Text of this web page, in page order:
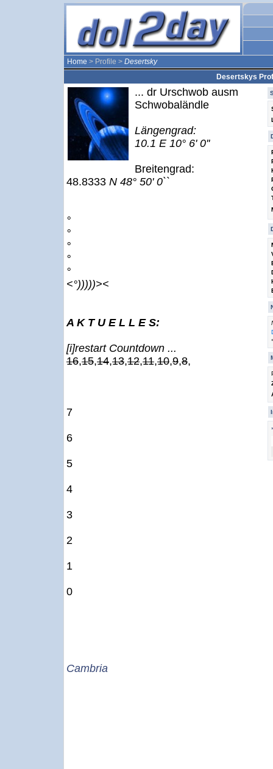
Home > Profile > Desertsky
Desertskys
... dr Urschwob ausm
Schwobaländle
Längengrad:
10.1 E 10° 6' 0''
Breitengrad:
48.8333 N 48° 50' 0``
°
°
°
°
°
<°)))))><
A K T U E L L E S:
[i]restart Countdown ...
16,15,14,13,12,11,10,9,8,
7
6
5
4
3
2
1
0
Cambria